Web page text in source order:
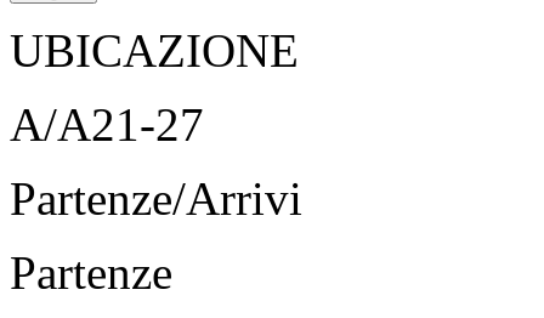
UBICAZIONE
A/A21-27
Partenze/Arrivi
Partenze